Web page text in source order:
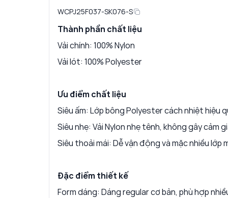
WCPJ25F037-SK076-S
Thành phần chất liệu
Vải chính: 100% Nylon
Vải lót: 100% Polyester
Ưu điểm chất liệu
Siêu ấm: Lớp bông Polyester cách nhiệt hiệu
Siêu nhẹ: Vải Nylon nhẹ tênh, không gây cảm
Siêu thoải mái: Dễ vận động và mặc nhiều lớp
Đặc điểm thiết kế
Form dáng: Dáng regular cơ bản, phù hợp